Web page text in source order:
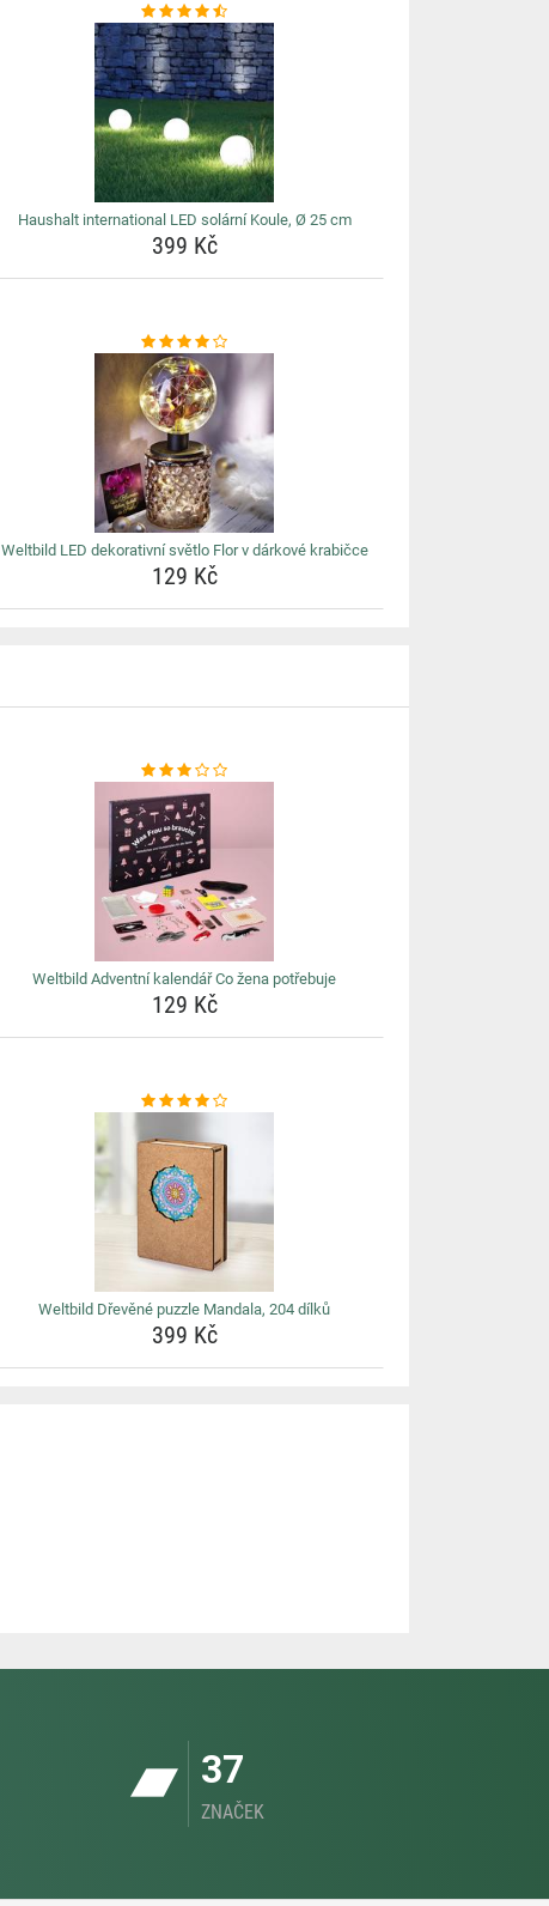
Haushalt international LED solární Koule, Ø 25 cm
399 Kč
Weltbild LED dekorativní světlo Flor v dárkové krabičce
129 Kč
Weltbild Adventní kalendář Co žena potřebuje
129 Kč
Weltbild Dřevěné puzzle Mandala, 204 dílků
399 Kč
37
ZNAČEK